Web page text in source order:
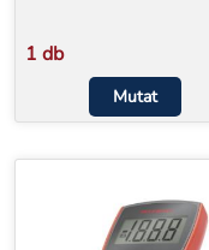
1 db
Mutat